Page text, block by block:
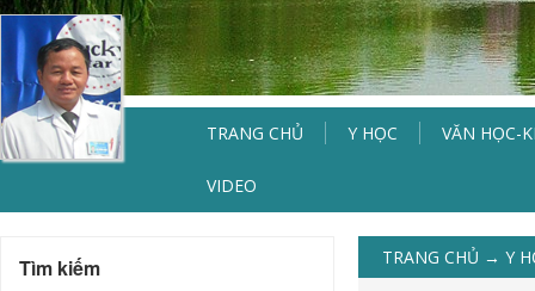
TRANG CHỦ Y HỌC VĂN HỌC-
VIDEO
TRANG CHỦ → Y
Tìm kiếm